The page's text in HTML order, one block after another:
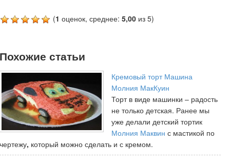
(1 оценок, среднее:5,00 из 5)
Похожие статьи
Кремовый торт Машина
Молния МакКуин
Торт в виде машинки – радость
не только детская. Ранее мы
уже делали детский тортик
Молния Маквин с мастикой по
чертежу, который можно сделать и с кремом.